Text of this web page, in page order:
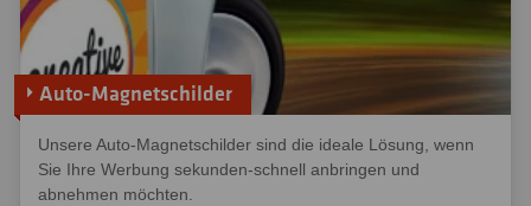
Auto-Magnetschilder
Unsere Auto-Magnetschilder sind die ideale Lösung, wenn
Sie Ihre Werbung sekunden-schnell anbringen und
abnehmen möchten.